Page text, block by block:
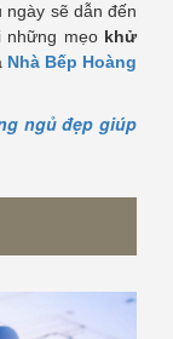
ngày sẽ dẫn đến
những mẹokhử
Nhà Bếp Hoàng
ngủ đẹp giúp